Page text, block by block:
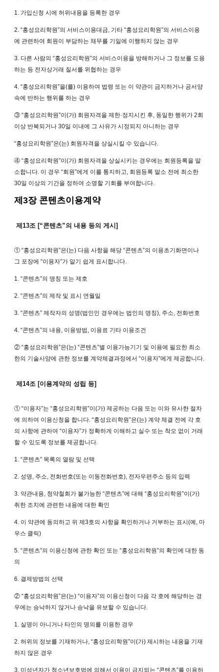
1. 가입신청 시에 허위내용을 등록한 경우
2. “홍성요리학원”의 서비스이용대금, 기타 “홍성요리학원”의 서비스이용
에 관련하여 회원이 부담하는 채무를 기일에 이행하지 않는 경우
3. 다른 사람의 “홍성요리학원”의 서비스이용을 방해하거나 그 정보를 도용
하는 등 전자상거래 질서를 위협하는 경우
4. “홍성요리학원”을(를) 이용하여 법령 또는 이 약관이 금지하거나 공서양
속에 반하는 행위를 하는 경우
③ “홍성요리학원”이(가) 회원자격을 제한·정지시킨 후, 동일한 행위가 2회
이상 반복되거나 30일 이내에 그 사유가 시정되지 아니하는 경우
“홍성요리학원”은(는) 회원자격을 상실시킬 수 있습니다.
④ “홍성요리학원”이(가) 회원자격을 상실시키는 경우에는 회원등록을 말
소합니다. 이 경우 “회원”에게 이를 통지하고, 회원등록 말소 전에 최소한
30일 이상의 기간을 정하여 소명할 기회를 부여합니다.
제3장 콘텐츠이용계약
제13조 [“콘텐츠”의 내용 등의 게시]
① “홍성요리학원”은(는) 다음 사항을 해당 “콘텐츠”의 이용초기화면이나
그 포장에 “이용자”가 알기 쉽게 표시합니다.
1. “콘텐츠”의 명칭 또는 제호
2. “콘텐츠”의 제작 및 표시 연월일
3. “콘텐츠” 제작자의 성명(법인인 경우에는 법인의 명칭), 주소, 전화번호
4. “콘텐츠”의 내용, 이용방법, 이용료 기타 이용조건
② “홍성요리학원”은(는) “콘텐츠”별 이용가능기기 및 이용에 필요한 최소
한의 기술사양에 관한 정보를 계약체결과정에서 “이용자”에게 제공합니다.
제14조 [이용계약의 성립 등]
① “이용자”는 “홍성요리학원”이(가) 제공하는 다음 또는 이와 유사한 절차
에 의하여 이용신청을 합니다. “홍성요리학원”은(는) 계약 체결 전에 각 호
의 사항에 관하여 “이용자”가 정확하게 이해하고 실수 또는 착오 없이 거래
할 수 있도록 정보를 제공합니다.
1. “콘텐츠” 목록의 열람 및 선택
2. 성명, 주소, 전화번호(또는 이동전화번호), 전자우편주소 등의 입력
3. 약관내용, 청약철회가 불가능한 “콘텐츠”에 대해 “홍성요리학원”이(가)
취한 조치에 관련한 내용에 대한 확인
4. 이 약관에 동의하고 위 제3호의 사항을 확인하거나 거부하는 표시(예, 마
우스 클릭)
5. “콘텐츠”의 이용신청에 관한 확인 또는 “홍성요리학원”의 확인에 대한 동
의
6. 결제방법의 선택
② “홍성요리학원”은(는) “이용자”의 이용신청이 다음 각 호에 해당하는 경
우에는 승낙하지 않거나 승낙을 유보할 수 있습니다.
1. 실명이 아니거나 타인의 명의를 이용한 경우
2. 허위의 정보를 기재하거나, “홍성요리학원”이(가) 제시하는 내용을 기재
하지 않은 경우
3. 미성년자가 청소년보호법에 의해서 이용이 금지되는 “콘텐츠”를 이용하